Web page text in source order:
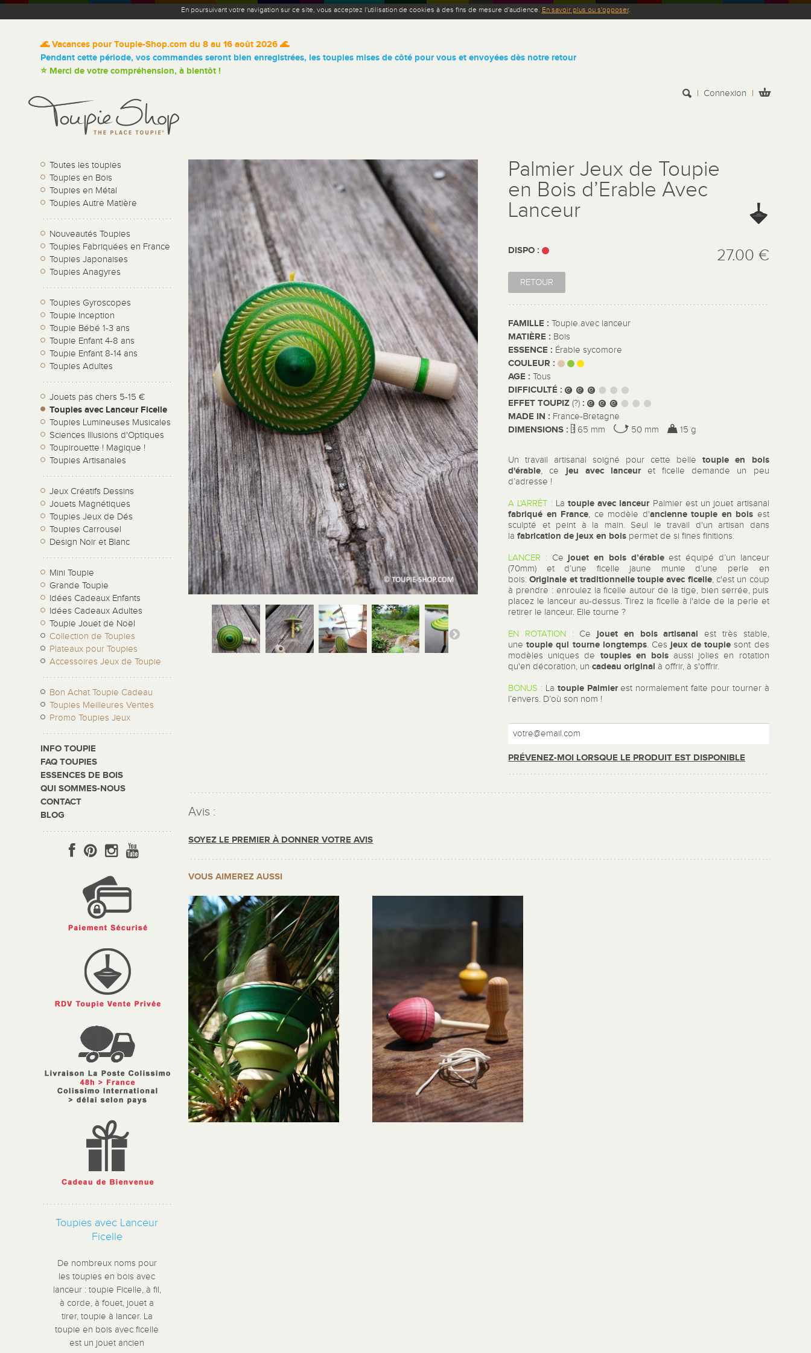
En poursuivant votre navigation sur ce site, vous acceptez l'utilisation de cookies à des fins de mesure d'audience. En savoir plus ou s'opposer.
🌊 Vacances pour Toupie-Shop.com du 8 au 16 août 2026 🌊
Pendant cette période, vos commandes seront bien enregistrées, les toupies mises de côté pour vous et envoyées dès notre retour
⭐ Merci de votre compréhension, à bientôt !
Connexion
Toutes les toupies
Toupies en Bois
Toupies en Métal
Toupies Autre Matière
Nouveautés Toupies
Toupies Fabriquées en France
Toupies Japonaises
Toupies Anagyres
Toupies Gyroscopes
Toupie Inception
Toupie Bébé 1-3 ans
Toupie Enfant 4-8 ans
Toupie Enfant 8-14 ans
Toupies Adultes
Jouets pas chers 5-15 €
Toupies avec Lanceur Ficelle
Toupies Lumineuses Musicales
Sciences Illusions d'Optiques
Toupirouette ! Magique !
Toupies Artisanales
Jeux Créatifs Dessins
Jouets Magnétiques
Toupies Jeux de Dés
Toupies Carrousel
Design Noir et Blanc
Mini Toupie
Grande Toupie
Idées Cadeaux Enfants
Idées Cadeaux Adultes
Toupie Jouet de Noël
Collection de Toupies
Plateaux pour Toupies
Accessoires Jeux de Toupie
Bon Achat Toupie Cadeau
Toupies Meilleures Ventes
Promo Toupies Jeux
INFO TOUPIE
FAQ TOUPIES
ESSENCES DE BOIS
QUI SOMMES-NOUS
CONTACT
BLOG
Toupies avec Lanceur
Ficelle
De nombreux noms pour
les toupies en bois avec
lanceur : toupie Ficelle, à fil,
à corde, à fouet, jouet a
tirer, toupie à lancer. La
toupie en bois avec ficelle
est un jouet ancien
Palmier Jeux de Toupie
en Bois d’Erable Avec
Lanceur
DISPO : 27.00 €
RETOUR
FAMILLE :Toupie avec lanceur
MATIÈRE : Bois
ESSENCE : Érable sycomore
COULEUR :
AGE :Tous
DIFFICULTÉ :
EFFET TOUPIZ(?) :
MADE IN : France-Bretagne
DIMENSIONS : 65 mm 50 mm 15 g
Un travail artisanal soigné pour cette belle
toupie en bois
d'érable, ce jeu avec lanceuret ficelle demande un peu
d’adresse !
A L'ARRÊT : Latoupie avec lanceurPalmier est un jouet artisanal
fabriqué en France, ce modèle d'ancienne toupie en bois est
sculpté et peint à la main. Seul le travail d'un artisan dans
lafabrication de jeux en bois permet de si fines finitions.
LANCER :Ce jouet en bois d’érableest équipé d’un lanceur
(70mm) et d’une ficelle jaune munie d’une perle en
bois.Originale et traditionnelle toupie avec ficelle, c'est un coup
à prendre : enroulez la ficelle autour de la tige, bien serrée, puis
placez le lanceur au-dessus. Tirez la ficelle à l'aide de la perle et
retirer le lanceur. Elle tourne ?
EN ROTATION :Ce jouet en bois artisanal est très stable,
une toupie qui tourne longtemps. Ces jeux de toupie sont des
modèles uniques de toupies en boisaussi jolies en rotation
qu'en décoration, uncadeau original à offrir, à s'offrir.
BONUS : La toupie Palmierest normalement faite pour tourner à
l’envers. D’où son nom !
PRÉVENEZ-MOI LORSQUE LE PRODUIT EST DISPONIBLE
Avis :
SOYEZ LE PREMIER À DONNER VOTRE AVIS
VOUS AIMEREZ AUSSI